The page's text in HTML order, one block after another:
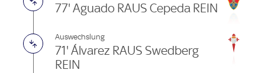
77' Aguado RAUS Cepeda REIN
Auswechslung
71' Álvarez RAUS Swedberg
REIN